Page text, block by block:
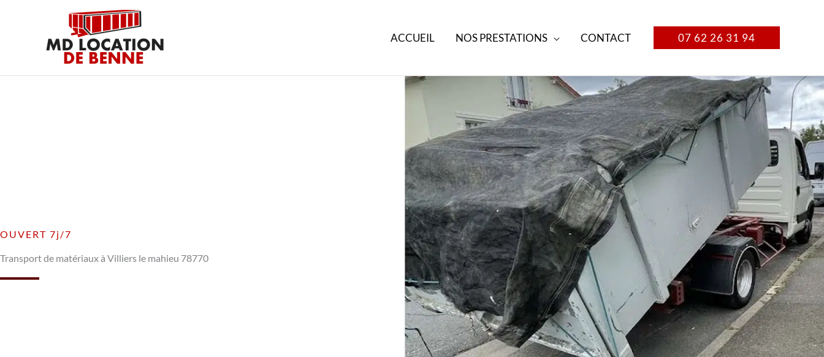
ACCUEIL NOS PRESTATIONS CONTACT 07 62 26 31 94
OUVERT 7j/7
Transport de matériaux à Villiers le mahieu 78770